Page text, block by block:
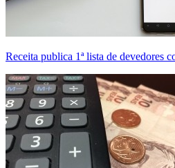
Receita publica 1ª lista de devedores